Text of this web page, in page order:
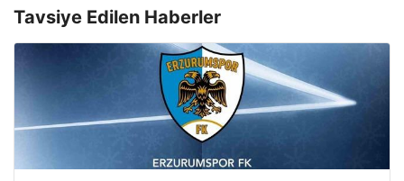
Tavsiye Edilen Haberler